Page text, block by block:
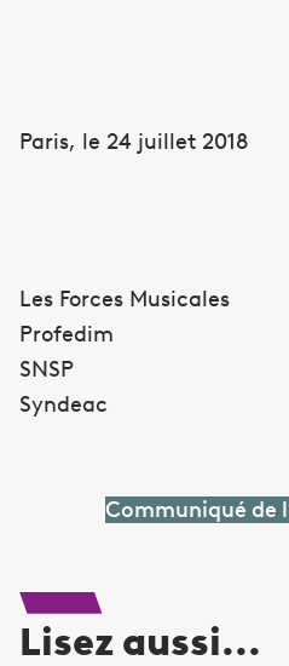
Paris, le 24 juillet 2018
Les Forces Musicales
Profedim
SNSP
Syndeac
Communiqué de
Lisez aussi...